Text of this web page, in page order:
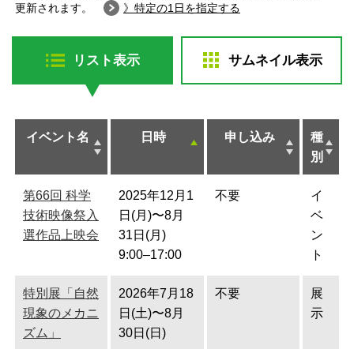
更新されます。
》特定の1日を指定する
リスト表示 サムネイル表示
イベント名 日時 申し込み
種
別
第66回 科学
技術映像祭入
選作品上映会
2025年12月1
日(月)〜8月
31日(月)
9:00–17:00
不要
イ
ベ
ン
ト
特別展「自然
現象のメカニ
ズム」
2026年7月18
日(土)〜8月
30日(日)
不要
展
示